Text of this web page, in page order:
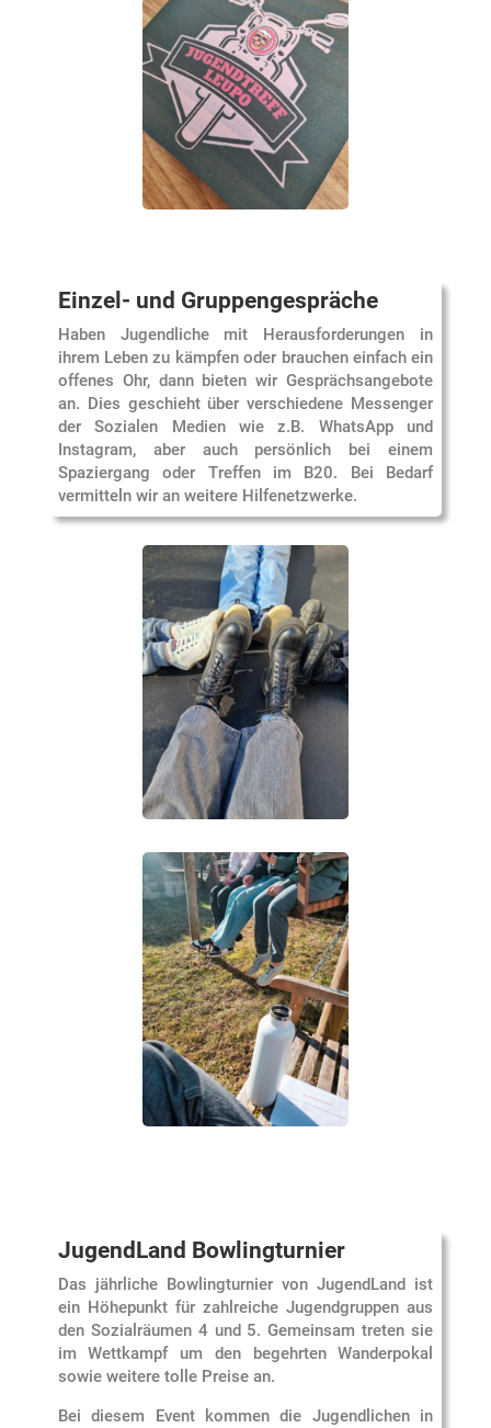
Einzel- und Gruppengespräche
Haben Jugendliche mit Herausforderungen in
ihrem Leben zu kämpfen oder brauchen einfach ein
offenes Ohr, dann bieten wir Gesprächsangebote
an. Dies geschieht über verschiedene Messenger
der Sozialen Medien wie z.B. WhatsApp und
Instagram, aber auch persönlich bei einem
Spaziergang oder Treffen im B20. Bei Bedarf
vermitteln wir an weitere Hilfenetzwerke.
JugendLand Bowlingturnier
Das jährliche Bowlingturnier von JugendLand ist
ein Höhepunkt für zahlreiche Jugendgruppen aus
den Sozialräumen 4 und 5. Gemeinsam treten sie
im Wettkampf um den begehrten Wanderpokal
sowie weitere tolle Preise an.
Bei diesem Event kommen die Jugendlichen in